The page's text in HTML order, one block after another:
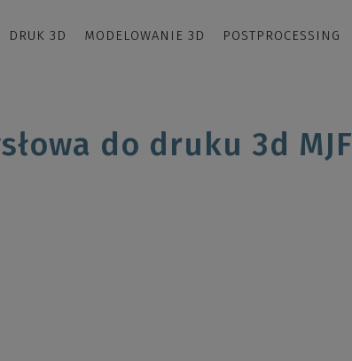
DRUK 3D MODELOWANIE 3D POSTPROCESSING
do druku 3d MJF